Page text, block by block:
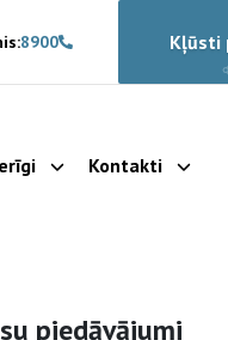
8900 Kļūsti
Parādīt apakšizvēlni
Kontakti
piedāvājumi